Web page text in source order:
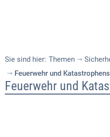
Sie sind hier: Themen
Feuerwehr und
Feuerwehr
Feuerwehr und